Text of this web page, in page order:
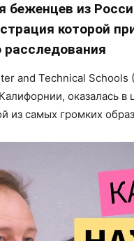
беженцев из
которой
and Technical Schools
оказалась
из самых громких